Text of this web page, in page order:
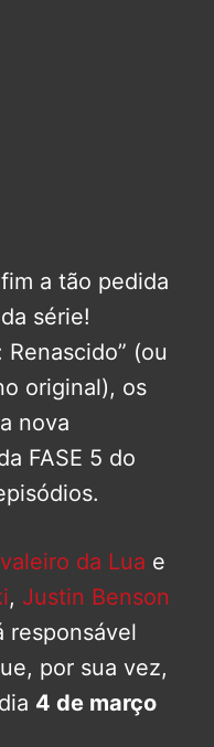
a tão pedida
da série!
(ou
original), os
nova
FASE 5 do
da Lua e
, Justin Benson
responsável
por sua vez,
4 de março